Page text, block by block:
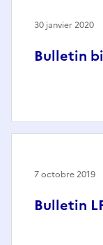
Bulletin
30 janvier 2020
Bulletin
7 octobre 2019